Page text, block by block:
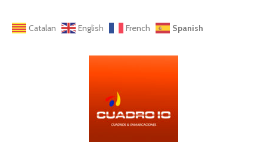
Catalan English French Spanish